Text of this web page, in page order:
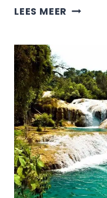
LEES MEER HOE
SAN
DE
LAS
CASAS
NAAR